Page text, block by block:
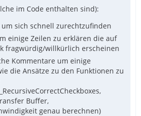
im Code enthalten sind):
um sich schnell zurechtzufinden
einige Zeilen zu erklären die auf
fragwürdig/willkürlich erscheinen
Kommentare um einige
die Ansätze zu den Funktionen zu
Buffer,
genau berechnen)